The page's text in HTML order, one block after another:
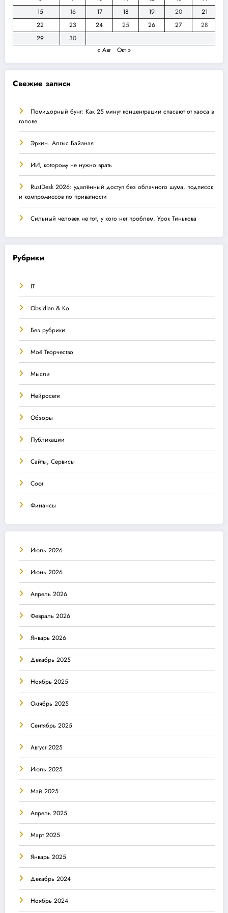
15
16 17 18 19 20
21
22
23 24 25 26 27
28
29
30
« Авг
Окт »
Свежие записи
Помидорный бунт: Как 25 минут концентрации спасают от хаоса в
голове
Эркин. Алгыс Байаная
ИИ, которому не нужно врать
RustDesk 2026: удалённый доступ без облачного шума, подписок
и компромиссов по приватности
Сильный человек не тот, у кого нет проблем. Урок Тинькова
Рубрики
IT
Obsidian & Ко
Без рубрики
Моё Творчество
Мысли
Нейросети
Обзоры
Публикации
Сайты, Сервисы
Софт
Финансы
Июль 2026
Июнь 2026
Апрель 2026
Февраль 2026
Январь 2026
Декабрь 2025
Ноябрь 2025
Октябрь 2025
Сентябрь 2025
Август 2025
Июль 2025
Май 2025
Апрель 2025
Март 2025
Январь 2025
Декабрь 2024
Ноябрь 2024